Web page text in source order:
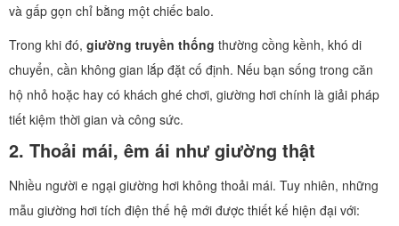
và gấp gọn chỉ bằng một chiếc balo.
Trong khi đó, giường truyền thống thường cồng kềnh, khó di
chuyển, cần không gian lắp đặt cố định. Nếu bạn sống trong căn
hộ nhỏ hoặc hay có khách ghé chơi, giường hơi chính là giải pháp
tiết kiệm thời gian và công sức.
2. Thoải mái, êm ái như giường thật
Nhiều người e ngại giường hơi không thoải mái. Tuy nhiên, những
mẫu giường hơi tích điện thế hệ mới được thiết kế hiện đại với: